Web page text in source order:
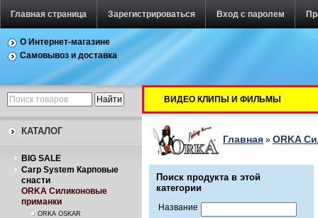
Главная страница Зарегистрироваться Вход с паролем
О Интернет-магазине
Самовывоз и доставка
КАТАЛОГ
BIG SALE
Carp System Карповые
снасти
ORKA Силиконовые
приманки
ORKA OSKAR
ВИДЕО КЛИПЫ И ФИЛЬМЫ
Главная » ORKA
Поиск продукта в этой
категории
Название